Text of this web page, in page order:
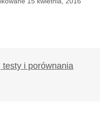
opublikowany.